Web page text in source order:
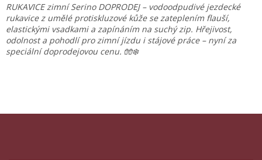
RUKAVICE zimní Serino DOPRODEJ – vodoodpudivé jezdecké
rukavice z umělé protiskluzové kůže se zateplením flauší,
elastickými vsadkami a zapínáním na suchý zip. Hřejivost,
odolnost a pohodlí pro zimní jízdu i stájové práce – nyní za
speciální doprodejovou cenu. 🧤❄️
Z